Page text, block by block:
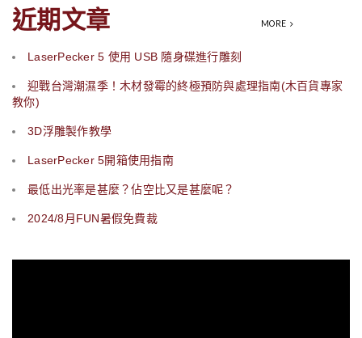
加入購物車
19
選擇規格
近期文章
LaserPecker 5 使用 USB 隨身碟進行雕刻
迎戰台灣潮濕季！木材發霉的終極預防與處理指南(木百貨專家
教你)
3D浮雕製作教學
LaserPecker 5開箱使用指南
最低出光率是甚麼？佔空比又是甚麼呢？
2024/8月FUN暑假免費裁
MORE